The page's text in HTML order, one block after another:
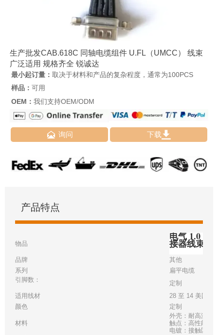
生产批发CAB.618C 同轴电缆组件 U.FL（UMCC） 线束
广泛适用 规格齐全 锐诚达
最小起订量： 取决于材料和产品的复杂程度，通常为100PCS
样品： 可用
OEM： 我们支持OEM/ODM
 询问 下载
产品特点
物品
电气 1.0 毫
接器线束
品牌
其他
系列
扁平电缆
引脚数：
定制
适用线材
28 至 14 美国线
颜色
定制
材料
外壳：耐高温白
触点：高性能铜
电镀：接触区 -